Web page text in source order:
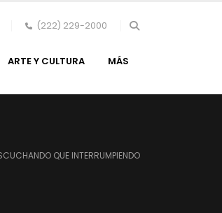
(222) 229-2000
ARTE Y CULTURA MÁS
QUE INTERRUMPIENDO